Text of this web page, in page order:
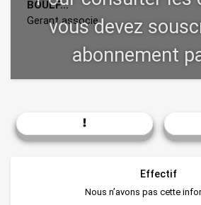
BOULF...
Gerant associe
Effectif
Nous n’avons pas cette